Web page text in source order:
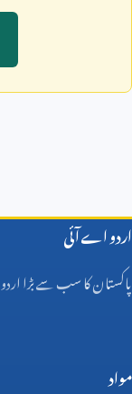
اردو اے آئی
پاکستان کا سب سے بڑا
مواد